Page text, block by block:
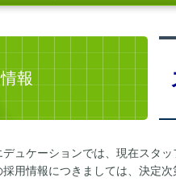
報
デュケーションでは、現在スタッ
採用情報につきましては、決定次